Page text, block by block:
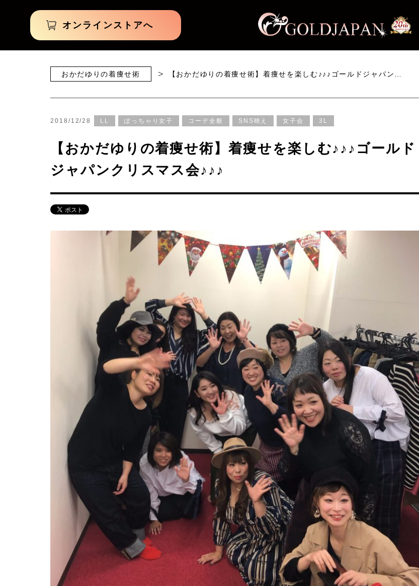
オンラインストアへ
おかだゆりの着痩せ術 【おかだゆりの着痩せ術】着痩せを楽しむ♪♪♪ゴールドジャパン…
2018/12/28 LL ぽっちゃり女子 コーデ全般 SNS映え 女子会 3L
【おかだゆりの着痩せ術】着痩せを楽しむ♪♪♪ゴールド
ジャパンクリスマス会♪♪♪